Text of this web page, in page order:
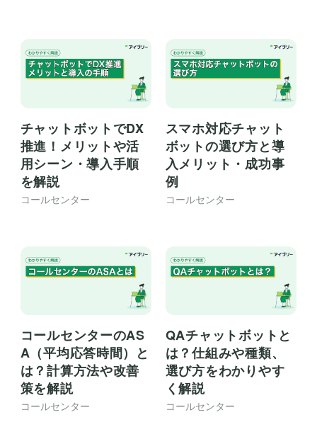
チャットボットでDX
推進！メリットや活
用シーン・導入手順
を解説
コールセンター
スマホ対応チャット
ボットの選び方と導
入メリット・成功事
例
コールセンター
コールセンターのAS
A（平均応答時間）と
は？計算方法や改善
策を解説
コールセンター
QAチャットボットと
は？仕組みや種類、
選び方をわかりやす
く解説
コールセンター